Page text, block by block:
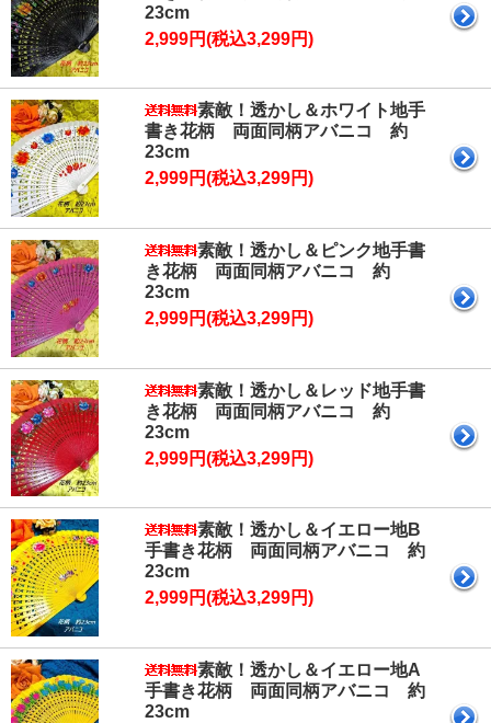
23cm
2,999円(税込3,299円)
素敵！透かし＆ホワイト地手
書き花柄 両面同柄アバニコ 約
23cm
2,999円(税込3,299円)
素敵！透かし＆ピンク地手書
き花柄 両面同柄アバニコ 約
23cm
2,999円(税込3,299円)
素敵！透かし＆レッド地手書
き花柄 両面同柄アバニコ 約
23cm
2,999円(税込3,299円)
素敵！透かし＆イエロー地B
手書き花柄 両面同柄アバニコ 約
23cm
2,999円(税込3,299円)
素敵！透かし＆イエロー地A
手書き花柄 両面同柄アバニコ 約
23cm